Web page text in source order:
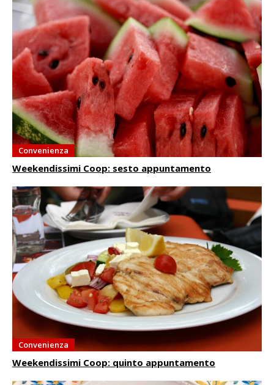
Convenienza
Weekendissimi Coop: sesto appuntamento
Convenienza
Weekendissimi Coop: quinto appuntamento